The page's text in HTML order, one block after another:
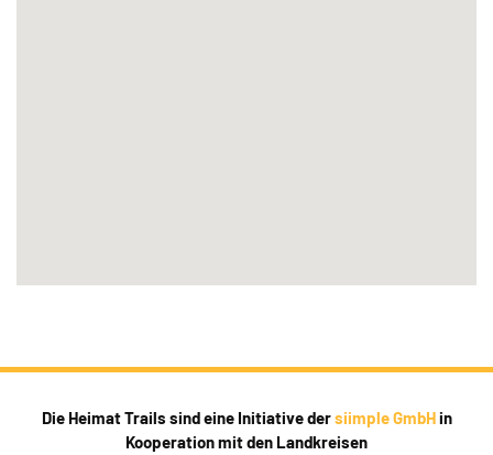
Die Heimat Trails sind eine Initiative dersiimple GmbHin
Kooperation mit den Landkreisen